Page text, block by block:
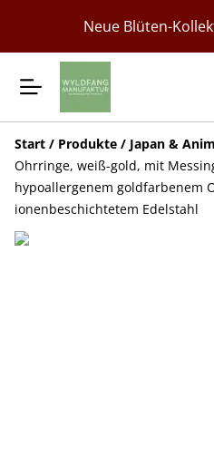
Neue Blüten-
Start / Produkte / Japan &
Ohrringe, weiß-gold, mit
hypoallergenem goldfarbenem
ionenbeschichtetem Edelstahl